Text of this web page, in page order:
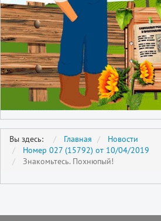
Вы здесь: Главная
Новости
Номер 027 (15792) от 10/04/2019
Знакомьтесь. Похнюпый!